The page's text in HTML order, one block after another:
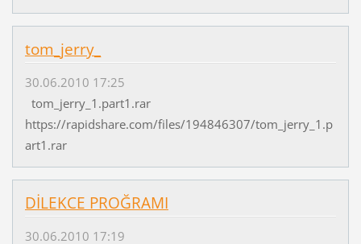
tom_jerry_
30.06.2010 17:25
tom_jerry_1.part1.rar
https://rapidshare.com/files/194846307/tom_jerry_1.p
art1.rar
DİLEKCE PROĞRAMI
30.06.2010 17:19